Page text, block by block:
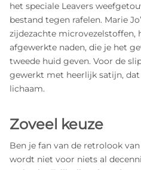
het speciale Leavers
bestand tegen rafelen. Marie
zijdezachte microvezelstoffen,
afgewerkte naden, die je het
tweede huid geven. Voor de
gewerkt met heerlijk satijn,
lichaam.
Zoveel keuze
Ben je fan van de retrolook
wordt niet voor niets al